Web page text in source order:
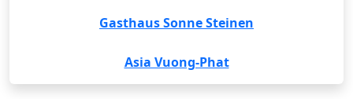
Gasthaus Sonne Steinen
Asia Vuong-Phat